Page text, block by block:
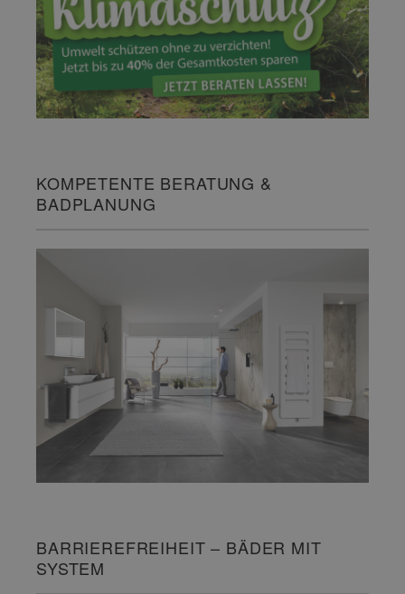
KOMPETENTE BERATUNG &
BADPLANUNG
BARRIEREFREIHEIT – BÄDER MIT
SYSTEM